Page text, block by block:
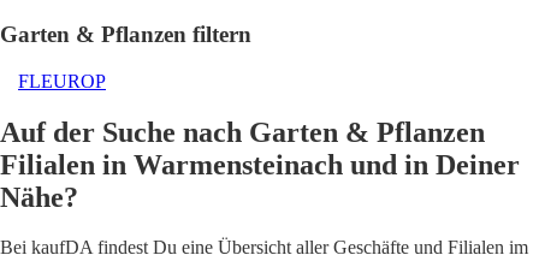
Garten & Pflanzen filtern
FLEUROP
Auf der Suche nach Garten & Pflanzen
Filialen in Warmensteinach und in Deiner
Nähe?
Bei kaufDA findest Du eine Übersicht aller Geschäfte und Filialen im